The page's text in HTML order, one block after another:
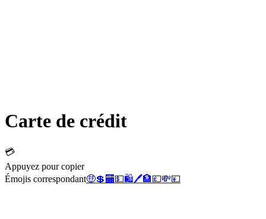
Carte de crédit
💳
Appuyez pour copier
Émojis correspondant🤑💲 🏧💵🛍️🖊️🏦💷💸💴